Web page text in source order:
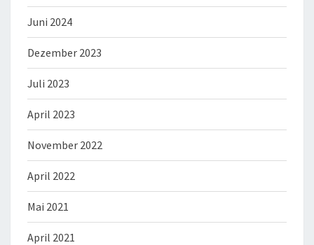
Juni 2024
Dezember 2023
Juli 2023
April 2023
November 2022
April 2022
Mai 2021
April 2021